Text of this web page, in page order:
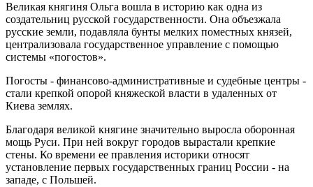
Великая княгиня Ольга вошла в историю как одна из
создательниц русской государственности. Она объезжала
русские земли, подавляла бунты мелких поместных князей,
централизовала государственное управление с помощью
системы «погостов».
Погосты - финансово-административные и судебные центры -
стали крепкой опорой княжеской власти в удаленных от
Киева землях.
Благодаря великой княгине значительно выросла оборонная
мощь Руси. При ней вокруг городов вырастали крепкие
стены. Ко времени ее правления историки относят
установление первых государственных границ России - на
западе, с Польшей.